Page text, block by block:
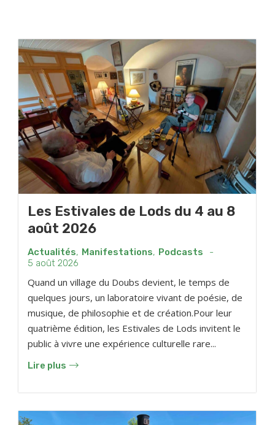
Les Estivales de Lods du 4 au 8
août 2026
Actualités, Manifestations, Podcasts
-
5 août 2026
Quand un village du Doubs devient, le temps de
quelques jours, un laboratoire vivant de poésie, de
musique, de philosophie et de création.Pour leur
quatrième édition, les Estivales de Lods invitent le
public à vivre une expérience culturelle rare...
Lire plus